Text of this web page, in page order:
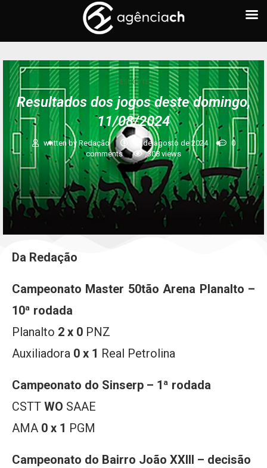
+ ESPORTES
Resultados dos jogos deste domingo,
11/08/2024
written byRedação 11 de agosto de 2024
0
comments
308 views
Da Redação
Campeonato Master 50tão Arena Planalto –
10ª rodada
Planalto 2 x 0 PNZ
Auxiliadora 0 x 1 Real Petrolina
Campeonato do Sinserp – 1ª rodada
CSTT WO SAAE
AMA 0 x 1 PGM
Campeonato do Bairro João XXIII – decisão